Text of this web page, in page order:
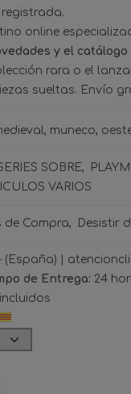
registrada.
online
y el
rara o el
sueltas. Envío
muneco
SOBRE
VARIOS
de Compra Desistir
(España) |
de Entrega: 24